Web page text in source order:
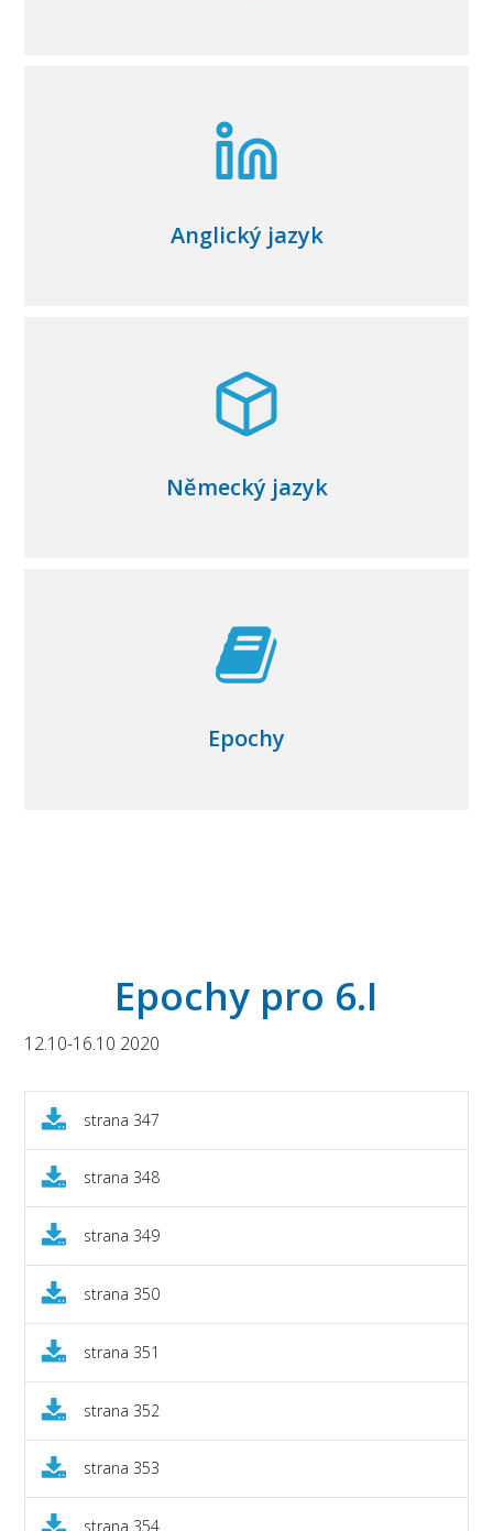
Anglický jazyk
Německý jazyk
Epochy
Epochy pro 6.I
12.10-16.10 2020
strana 347
strana 348
strana 349
strana 350
strana 351
strana 352
strana 353
strana 354